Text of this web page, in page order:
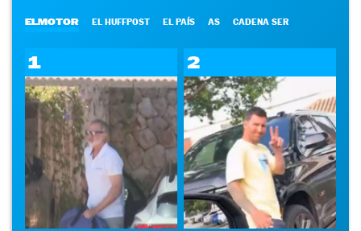
ELMOTOR EL HUFFPOST EL PAÍS AS CADENA SER
1 2